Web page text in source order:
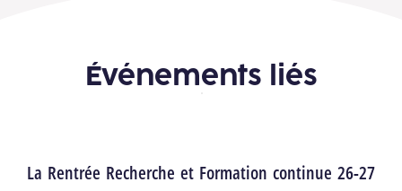
Événements liés
La Rentrée Recherche et Formation continue 26-27